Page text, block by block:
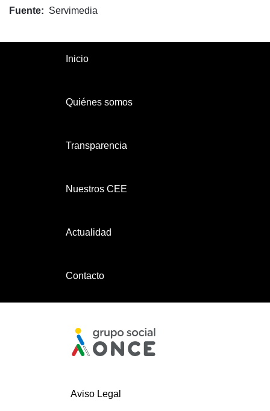
Fuente Servimedia
Inicio
Quiénes somos
Transparencia
Nuestros CEE
Actualidad
Contacto
Aviso Legal